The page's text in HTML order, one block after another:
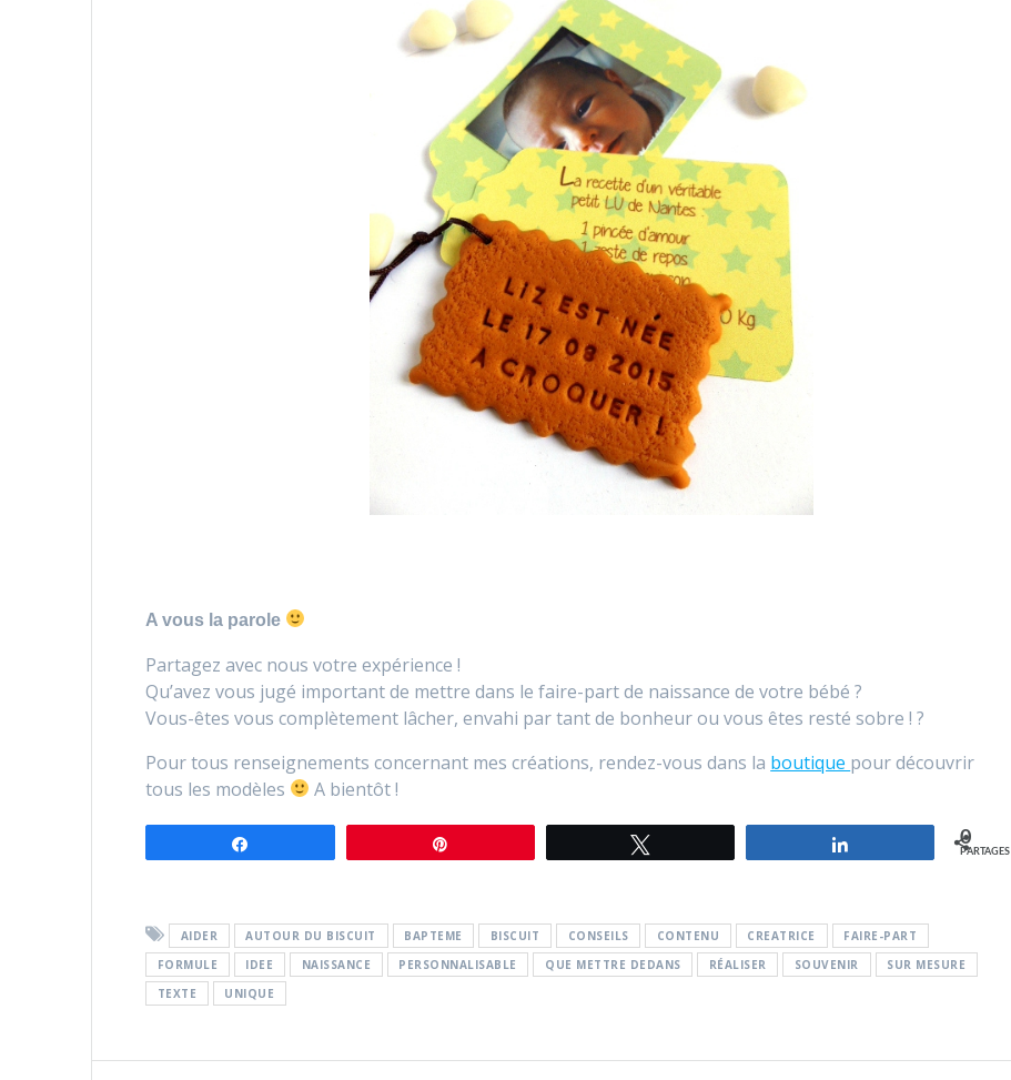
A vous la parole
Partagez avec nous votre expérience !
Qu’avez vous jugé important de mettre dans le faire-part de naissance de votre bébé ?
Vous-êtes vous complètement lâcher, envahi par tant de bonheur ou vous êtes resté sobre ! ?
Pour tous renseignements concernant mes créations, rendez-vous dans la boutique pour découvrir
tous les modèles
A bientôt !
0
PARTAGES
AIDER AUTOUR DU BISCUIT BAPTEME BISCUIT CONSEILS CONTENU CREATRICE
FAIRE-PART
FORMULE
IDEE NAISSANCE PERSONNALISABLE QUE METTRE DEDANS RÉALISER SOUVENIR
SUR MESURE
TEXTE
UNIQUE